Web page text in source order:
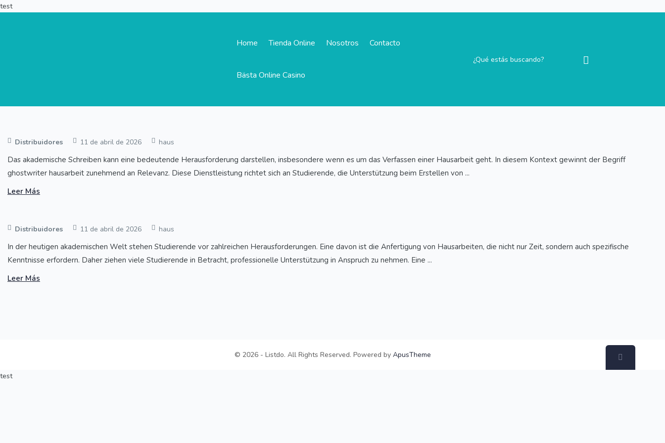
test
Home Tienda Online Nosotros Contacto
Bästa Online Casino
Distribuidores 11 de abril de 2026 haus
Das akademische Schreiben kann eine bedeutende Herausforderung darstellen, insbesondere wenn es um das Verfassen einer Hausarbeit geht. In diesem Kontext gewinnt der Begriff
ghostwriter hausarbeit zunehmend an Relevanz. Diese Dienstleistung richtet sich an Studierende, die Unterstützung beim Erstellen von ...
Leer Más
Distribuidores 11 de abril de 2026 haus
In der heutigen akademischen Welt stehen Studierende vor zahlreichen Herausforderungen. Eine davon ist die Anfertigung von Hausarbeiten, die nicht nur Zeit, sondern auch spezifische
Kenntnisse erfordern. Daher ziehen viele Studierende in Betracht, professionelle Unterstützung in Anspruch zu nehmen. Eine ...
Leer Más
© 2026 - Listdo. All Rights Reserved. Powered by ApusTheme
test